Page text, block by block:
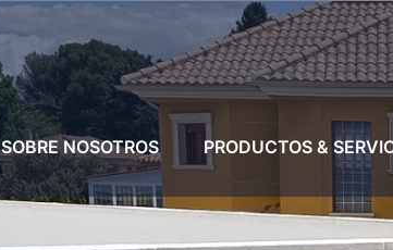
SOBRE NOSOTROS PRODUCTOS &